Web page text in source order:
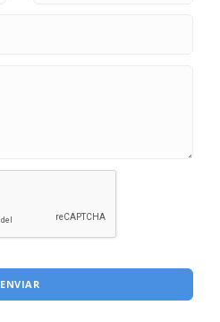
ENVIAR